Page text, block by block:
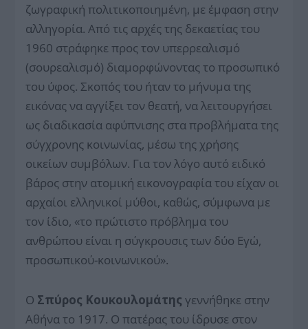
ζωγραφική πολιτικοποιημένη, με έμφαση στην
αλληγορία. Από τις αρχές της δεκαετίας του
1960 στράφηκε προς τον υπερρεαλισμό
(σουρεαλισμό) διαμορφώνοντας το προσωπικό
του ύφος. Σκοπός του ήταν το μήνυμα της
εικόνας να αγγίξει τον θεατή, να λειτουργήσει
ως διαδικασία αφύπνισης στα προβλήματα της
σύγχρονης κοινωνίας, μέσω της χρήσης
οικείων συμβόλων. Για τον λόγο αυτό ειδικό
βάρος στην ατομική εικονογραφία του είχαν οι
αρχαίοι ελληνικοί μύθοι, καθώς, σύμφωνα με
τον ίδιο, «το πρώτιστο πρόβλημα του
ανθρώπου είναι η σύγκρουσις των δύο Εγώ,
προσωπικού-κοινωνικού».
Ο Σπύρος Κουκουλομάτης γεννήθηκε στην
Αθήνα το 1917. Ο πατέρας του ίδρυσε στον